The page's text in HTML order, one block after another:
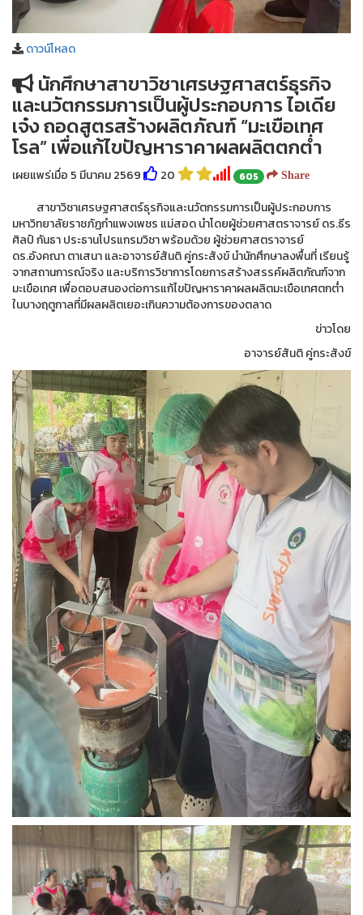
ดาวน์โหลด
นักศึกษาสาขาวิชาเศรษฐศาสตร์ธุรกิจ
และนวัตกรรมการเป็นผู้ประกอบการ ไอเดีย
เจ๋ง ถอดสูตรสร้างผลิตภัณฑ์ “มะเขือเทศ
โรล” เพื่อแก้ไขปัญหาราคาผลผลิตตกต่ำ
เผยแพร่เมื่อ 5 มีนาคม 2569 20 605 Share
สาขาวิชาเศรษฐศาสตร์ธุรกิจและนวัตกรรมการเป็นผู้ประกอบการ
มหาวิทยาลัยราชภัฏกำแพงเพชร แม่สอด นำโดยผู้ช่วยศาสตราจารย์ ดร.ธีร
ศิลป์ กันธา ประธานโปรแกรมวิชา พร้อมด้วย ผู้ช่วยศาสตราจารย์
ดร.อังคณา ตาเสนา และอาจารย์สันติ คู่กระสังข์ นำนักศึกษาลงพื้นที่ เรียนรู้
จากสถานการณ์จริง และบริการวิชาการโดยการสร้างสรรค์ผลิตภัณฑ์จาก
มะเขือเทศ เพื่อตอบสนองต่อการแก้ไขปัญหาราคาผลผลิตมะเขือเทศตกต่ำ
ในบางฤตูกาลที่มีผลผลิตเยอะเกินความต้องการของตลาด
ข่าวโดย
อาจารย์สันติ คู่กระสังข์